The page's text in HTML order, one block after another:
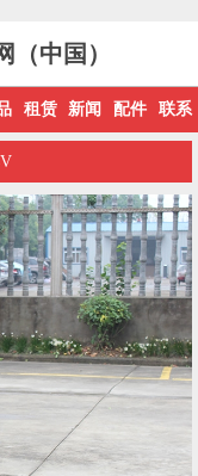
中国）
租赁 新闻 配件 联系